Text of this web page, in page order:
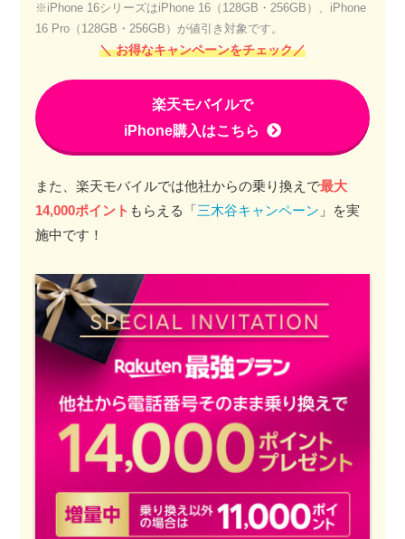
※iPhone 16シリーズはiPhone 16（128GB・256GB）、iPhone
16 Pro（128GB・256GB）が値引き対象です。
＼ お得なキャンペーンをチェック／
楽天モバイルで
iPhone購入はこちら
また、楽天モバイルでは他社からの乗り換えで最大
14,000ポイント もらえる「三木谷キャンペーン 」を実
施中です！